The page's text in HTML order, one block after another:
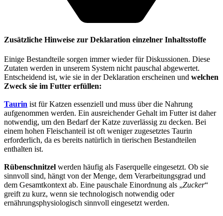
Zusätzliche Hinweise zur Deklaration einzelner Inhaltsstoffe
Einige Bestandteile sorgen immer wieder für Diskussionen. Diese
Zutaten werden in unserem System nicht pauschal abgewertet.
Entscheidend ist, wie sie in der Deklaration erscheinen und welchen
Zweck sie im Futter erfüllen:
Taurin ist für Katzen essenziell und muss über die Nahrung
aufgenommen werden. Ein ausreichender Gehalt im Futter ist daher
notwendig, um den Bedarf der Katze zuverlässig zu decken. Bei
einem hohen Fleischanteil ist oft weniger zugesetztes Taurin
erforderlich, da es bereits natürlich in tierischen Bestandteilen
enthalten ist.
Rübenschnitzel werden häufig als Faserquelle eingesetzt. Ob sie
sinnvoll sind, hängt von der Menge, dem Verarbeitungsgrad und
dem Gesamtkontext ab. Eine pauschale Einordnung als „Zucker“
greift zu kurz, wenn sie technologisch notwendig oder
ernährungsphysiologisch sinnvoll eingesetzt werden.